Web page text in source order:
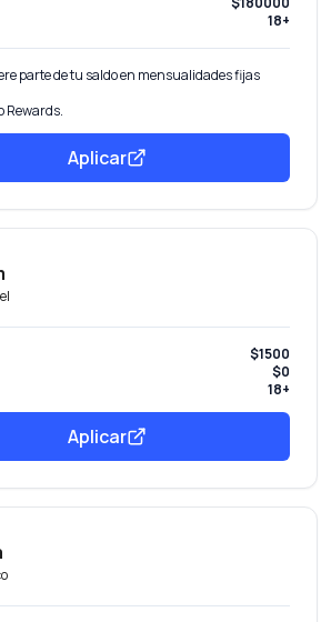
18+
parte de tu saldo en mensualidades fijas
Rewards.
Aplicar
$1500
$0
18+
Aplicar